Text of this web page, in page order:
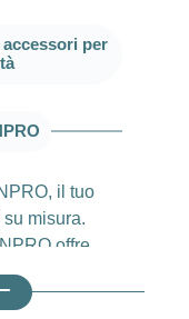
per
il tuo
misura.
offre
ottimale